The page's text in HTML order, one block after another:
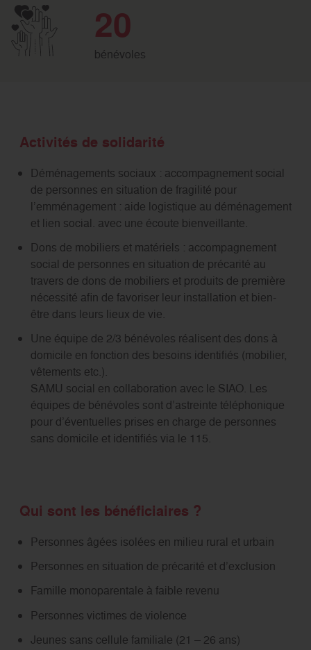
20
bénévoles
Activités de solidarité
Déménagements sociaux : accompagnement social
de personnes en situation de fragilité pour
l’emménagement : aide logistique au déménagement
et lien social. avec une écoute bienveillante.
Dons de mobiliers et matériels : accompagnement
social de personnes en situation de précarité au
travers de dons de mobiliers et produits de première
nécessité afin de favoriser leur installation et bien-
être dans leurs lieux de vie.
Une équipe de 2/3 bénévoles réalisent des dons à
domicile en fonction des besoins identifiés (mobilier,
vêtements etc.).
SAMU social en collaboration avec le SIAO. Les
équipes de bénévoles sont d’astreinte téléphonique
pour d’éventuelles prises en charge de personnes
sans domicile et identifiés via le 115.
Qui sont les bénéficiaires ?
Personnes âgées isolées en milieu rural et urbain
Personnes en situation de précarité et d’exclusion
Famille monoparentale à faible revenu
Personnes victimes de violence
Jeunes sans cellule familiale (21 – 26 ans)